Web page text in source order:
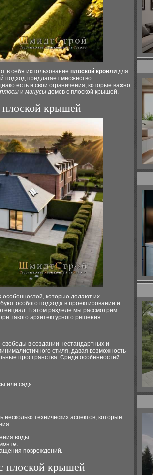
в себя использование плоской кровли для
подход предлагает множество
есть и свои ограничения, которые важно
плюсы и минусы домов с плоской крышей.
плоской крышей
которые делают их
особого подхода в проектировании и
В этом разделе мы рассмотрим
такого архитектурного решения.
в создании нестандартных и
стиля, давая возможность
пространства. Среди особенностей
или сада.
несколько технических аспектов, которые
воды.
повреждений.
плоской крышей